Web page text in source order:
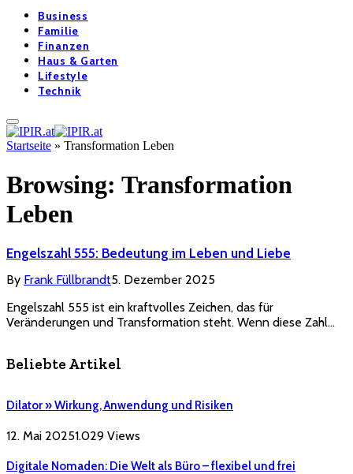
Business
Familie
Finanzen
Haus & Garten
Lifestyle
Technik
Startseite » Transformation Leben
Browsing: Transformation
Leben
Engelszahl 555: Bedeutung im Leben und Liebe
By Frank Füllbrandt5. Dezember 2025
Engelszahl 555 ist ein kraftvolles Zeichen, das für
Veränderungen und Transformation steht. Wenn diese Zahl…
Beliebte Artikel
Dilator » Wirkung, Anwendung und Risiken
12. Mai 20251.029 Views
Digitale Nomaden: Die Welt als Büro – flexibel und frei